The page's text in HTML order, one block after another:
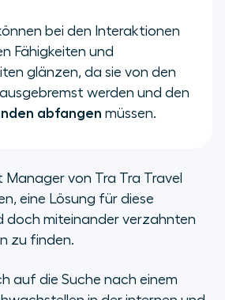
bei den Interaktionen
Fähigkeiten und
glänzen, da sie von den
werden und den
abfangen müssen.
von Tra Tra Travel
eine Lösung für diese
doch miteinander verzahnten
zu finden.
auf die Suche nach einem